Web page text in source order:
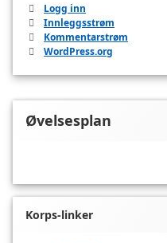
Logg inn
Innleggsstrøm
Kommentarstrøm
WordPress.org
Øvelsesplan
Korps-linker